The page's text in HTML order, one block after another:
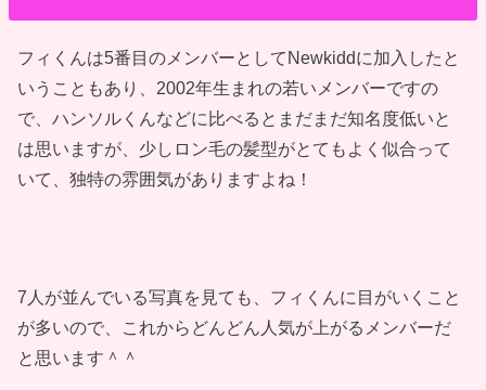
フィくんは5番目のメンバーとしてNewkiddに加入したと
いうこともあり、2002年生まれの若いメンバーですの
で、ハンソルくんなどに比べるとまだまだ知名度低いと
は思いますが、少しロン毛の髪型がとてもよく似合って
いて、独特の雰囲気がありますよね！
7人が並んでいる写真を見ても、フィくんに目がいくこと
が多いので、これからどんどん人気が上がるメンバーだ
と思います＾＾